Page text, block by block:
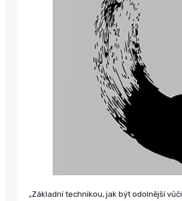
„Základní technikou, jak být odolnější vůči